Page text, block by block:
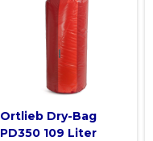
Ortlieb Dry-Bag
PD350 109 Liter